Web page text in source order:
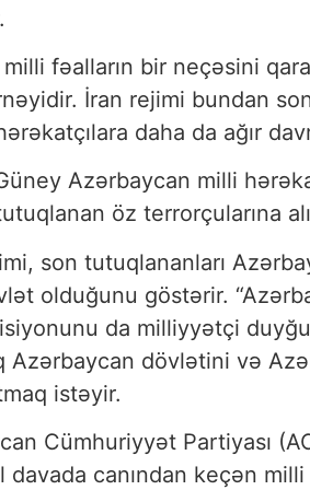
fəalların bir neçəsini
İran rejimi bundan
daha da ağır
Azərbaycan milli
öz terrorçularına
son tutuqlananları
olduğunu göstərir.
da milliyyətçi
dövlətini və
istəyir.
Cümhuriyyət Partiyası
canından keçən milli